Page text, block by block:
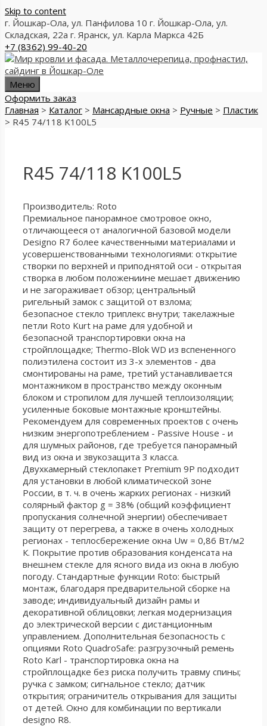
Skip to content
г. Йошкар-Ола, ул. Панфилова 10 г. Йошкар-Ола, ул.
Складская, 22а г. Яранск, ул. Карла Маркса 42Б
+7 (8362) 99-40-20
Меню
Оформить заказ
Главная > Каталог > Мансардные окна > Ручные > Пластик
> R45 74/118 K100L5
R45 74/118 K100L5
Производитель: Roto
Премиальное панорамное смотровое окно,
отличающееся от аналогичной базовой модели
Designo R7 более качественными материалами и
усовершенствованными технологиями: открытие
створки по верхней и приподнятой оси - открытая
створка в любом положениине мешает движению
и не загораживает обзор; центральный
ригельный замок с защитой от взлома;
безопасное стекло триплекс внутри; такелажные
петли Roto Kurt на раме для удобной и
безопасной транспортировки окна на
стройплощадке; Thermo-Blok WD из вспененного
полиэтилена состоит из 3-х элементов - два
смонтированы на раме, третий устанавливается
монтажником в пространство между оконным
блоком и стропилом для лучшей теплоизоляции;
усиленные боковые монтажные кронштейны.
Рекомендуем для современных проектов с очень
низким энергопотреблением - Passive House - и
для шумных районов, где требуется панорамный
вид из окна и звукозащита 3 класса.
Двухкамерный стеклопакет Premium 9P подходит
для установки в любой климатической зоне
России, в т. ч. в очень жарких регионах - низкий
солярный фактор g = 38% (общий коэффициент
пропускания солнечной энергии) обеспечивает
защиту от перегрева, а также в очень холодных
регионах - теплосбережение окна Uw = 0,86 Вт/м2
К. Покрытие против образования конденсата на
внешнем стекле для ясного вида из окна в любую
погоду. Стандартные функции Roto: быстрый
монтаж, благодаря предварительной сборке на
заводе; индивидуальный дизайн рамы и
декоративной облицовки; легкая модернизация
до электрической версии с дистанционным
управлением. Дополнительная безопасность с
опциями Roto QuadroSafe: разгрузочный ремень
Roto Karl - транспортировка окна на
стройплощадке без риска получить травму спины;
ручка с замком; сигнальное стекло; датчик
открытия; ограничитель открывания для защиты
от детей. Окно для комбинации по вертикали
designo R8.